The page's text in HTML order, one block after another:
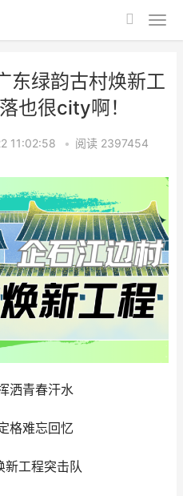
东绿韵古村焕新工
也很city啊！
11:02:58 • 阅读 2397454
青春汗水
难忘回忆
工程突击队